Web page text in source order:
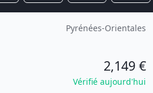
Pyrénées-Orientales
2,149 €
Vérifié aujourd'hui